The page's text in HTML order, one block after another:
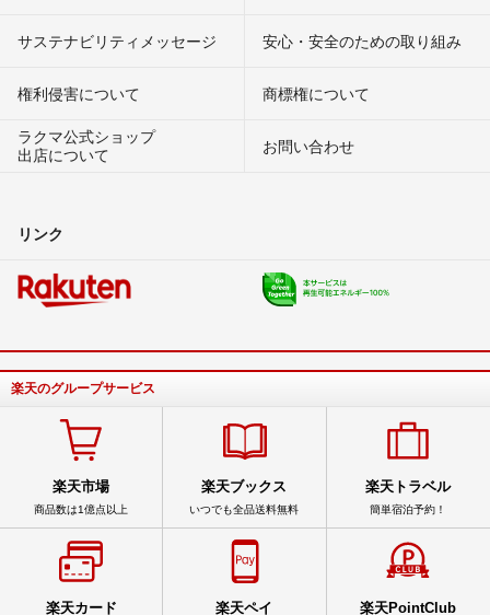
サステナビリティメッセージ 安心・安全のための取り組み
権利侵害について
商標権について
ラクマ公式ショップ
出店について
お問い合わせ
リンク
楽天のグループサービス
楽天市場
商品数は1億点以上
楽天ブックス
いつでも全品送料無料
楽天トラベル
簡単宿泊予約！
楽天カード 楽天ペイ 楽天PointClub